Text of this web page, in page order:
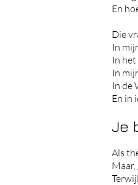
En
Die
In
In
In
In de
En in
Je
Als